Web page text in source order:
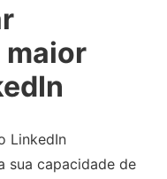
maior
LinkedIn
sua capacidade de